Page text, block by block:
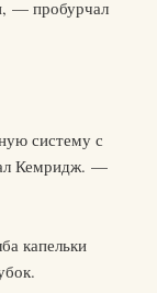
— пробурчал
систему с
Кемридж. —
капельки